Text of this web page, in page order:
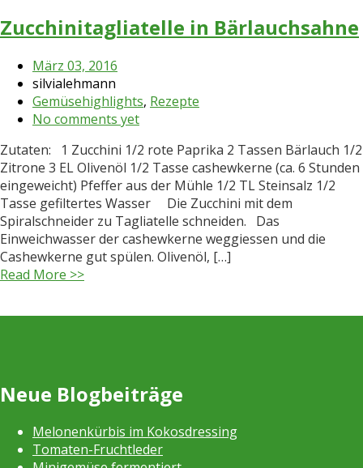
Zucchinitagliatelle in Bärlauchsahne
März 03, 2016
silvialehmann
Gemüsehighlights, Rezepte
No comments yet
Zutaten: 1 Zucchini 1/2 rote Paprika 2 Tassen Bärlauch 1/2
Zitrone 3 EL Olivenöl 1/2 Tasse cashewkerne (ca. 6 Stunden
eingeweicht) Pfeffer aus der Mühle 1/2 TL Steinsalz 1/2
Tasse gefiltertes Wasser Die Zucchini mit dem
Spiralschneider zu Tagliatelle schneiden. Das
Einweichwasser der cashewkerne weggiessen und die
Cashewkerne gut spülen. Olivenöl, […]
Read More >>
Neue Blogbeiträge
Melonenkürbis im Kokosdressing
Tomaten-Fruchtleder